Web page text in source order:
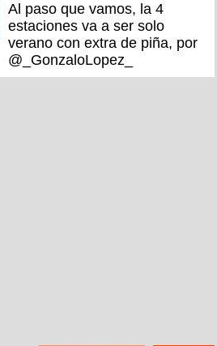
Al paso que vamos, la 4
estaciones va a ser solo
verano con extra de piña, por
@_GonzaloLopez_